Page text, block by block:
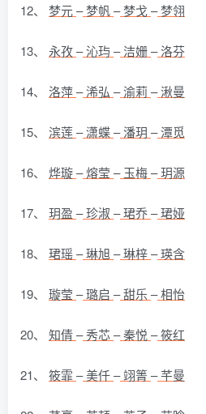
12、 梦元–梦帆–梦戈–梦翎
13、 永孜–沁玙–洁姗–洛芬
14、 洛萍–浠弘 –渝莉 –湫曼
15、 滨莲–潇蝶–潘玥 –潭觅
16、 烨璇–熔莹–玉梅–玥源
17、 玥盈 –珍淑 –珺乔–珺娅
18、 珺瑶–琳旭 –琳梓–瑛含
19、 璇莹–璐启 –甜乐 –相怡
20、 知倩–秀芯 –秦悦 –筱红
21、 筱霏 –美仟–翊箐–芊曼